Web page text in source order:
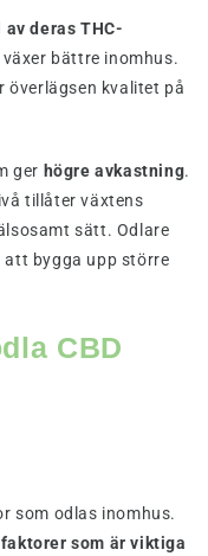
av deras THC-
bättre inomhus.
överlägsen kvalitet på
ger högre avkastning.
tillåter växtens
sätt. Odlare
bygga upp större
CBD
som odlas inomhus.
som är viktiga